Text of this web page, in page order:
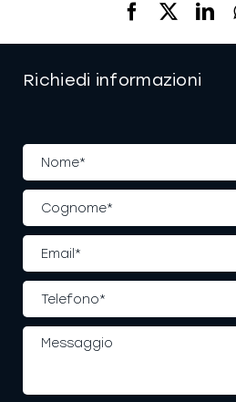
Facebook
Richiedi informazioni